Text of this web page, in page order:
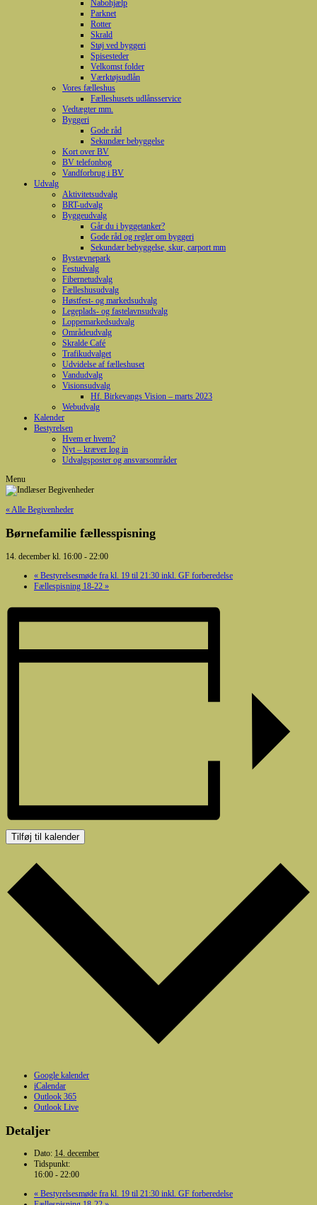
Nabohjælp
Parknet
Rotter
Skrald
Støj ved byggeri
Spisesteder
Velkomst folder
Værktøjsudlån
Vores fælleshus
Fælleshusets udlånsservice
Vedtægter mm.
Byggeri
Gode råd
Sekundær bebyggelse
Kort over BV
BV telefonbog
Vandforbrug i BV
Udvalg
Aktivitetsudvalg
BRT-udvalg
Byggeudvalg
Går du i byggetanker?
Gode råd og regler om byggeri
Sekundær bebyggelse, skur, carport mm
Bystævnepark
Festudvalg
Fibernetudvalg
Fælleshusudvalg
Høstfest- og markedsudvalg
Legeplads- og fastelavnsudvalg
Loppemarkedsudvalg
Områdeudvalg
Skralde Café
Trafikudvalget
Udvidelse af fælleshuset
Vandudvalg
Visionsudvalg
Hf. Birkevangs Vision – marts 2023
Webudvalg
Kalender
Bestyrelsen
Hvem er hvem?
Nyt – kræver log in
Udvalgsposter og ansvarsområder
Menu
« Alle Begivenheder
Børnefamilie fællesspisning
14. december kl. 16:00 - 22:00
« Bestyrelsesmøde fra kl. 19 til 21:30 inkl. GF forberedelse
Fællespisning 18-22 »
Tilføj til kalender
Google kalender
iCalendar
Outlook 365
Outlook Live
Detaljer
Dato: 14. december
Tidspunkt:
16:00 - 22:00
« Bestyrelsesmøde fra kl. 19 til 21:30 inkl. GF forberedelse